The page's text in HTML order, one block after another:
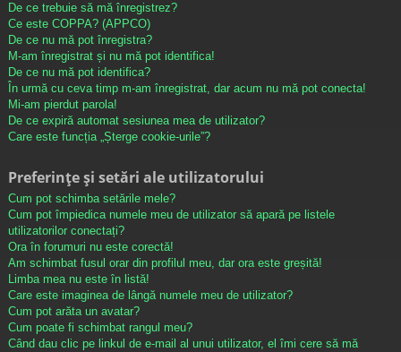
de
De ce trebuie să mă înregistrez?
Ce este COPPA? (APPCO)
De ce nu mă pot înregistra?
M-am înregistrat și nu mă pot identifica!
De ce nu mă pot identifica?
În urmă cu ceva timp m-am înregistrat, dar acum nu mă pot conecta!
Mi-am pierdut parola!
De ce expiră automat sesiunea mea de utilizator?
Care este funcția „Șterge cookie-urile”?
Preferințe și setări ale utilizatorului
Cum pot schimba setările mele?
Cum pot împiedica numele meu de utilizator să apară pe listele
utilizatorilor conectați?
Ora în forumuri nu este corectă!
Am schimbat fusul orar din profilul meu, dar ora este greșită!
Limba mea nu este în listă!
Care este imaginea de lângă numele meu de utilizator?
Cum pot arăta un avatar?
Cum poate fi schimbat rangul meu?
Când dau clic pe linkul de e-mail al unui utilizator, el îmi cere să mă